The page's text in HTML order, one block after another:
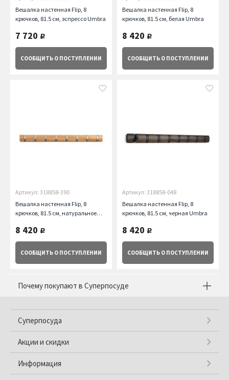
Вешалка настенная Flip, 8
крючков, 81.5 см, эспрессо Umbra
7 720 руб.
СООБЩИТЬ О ПОСТУПЛЕНИИ
Вешалка настенная Flip, 8
крючков, 81.5 см, белая Umbra
8 420 руб.
СООБЩИТЬ О ПОСТУПЛЕНИИ
Артикул: 318858-390
Вешалка настенная Flip, 8
крючков, 81.5 см, натуральное
8 420 руб.
СООБЩИТЬ О ПОСТУПЛЕНИИ
Артикул: 318858-048
Вешалка настенная Flip, 8
крючков, 81.5 см, черная Umbra
8 420 руб.
СООБЩИТЬ О ПОСТУПЛЕНИИ
Почему покупают в Суперпосуде
Суперпосуда
Акции и скидки
Информация